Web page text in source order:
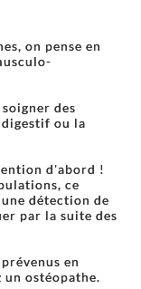
on pense en
des
ou la
d'abord !
ce
détection de
par la suite des
en
un ostéopathe.